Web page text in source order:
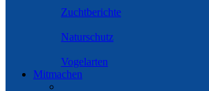
Zuchtberichte
Naturschutz
Vogelarten
Mitmachen